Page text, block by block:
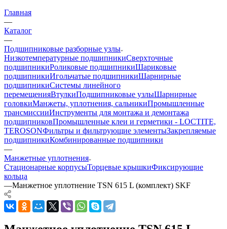
Главная
—
Каталог
—
Подшипниковые разборные узлы
Низкотемпературные подшипникиСверхточные
подшипникиРоликовые подшипникиШариковые
подшипникиИгольчатые подшипникиШарнирные
подшипникиСистемы линейного
перемещенияВтулкиПодшипниковые узлыШарнирные
головкиМанжеты, уплотнения, сальникиПромышленные
трансмиссииИнструменты для монтажа и демонтажа
подшипниковПромышленные клеи и герметики - LOCTITE,
TEROSONФильтры и фильтрующие элементыЗакрепляемые
подшипникиКомбинированные подшипники
—
Манжетные уплотнения
Стационарные корпусыТорцевые крышкиФиксирующие
кольца
—Манжетное уплотнение TSN 615 L (комплект) SKF